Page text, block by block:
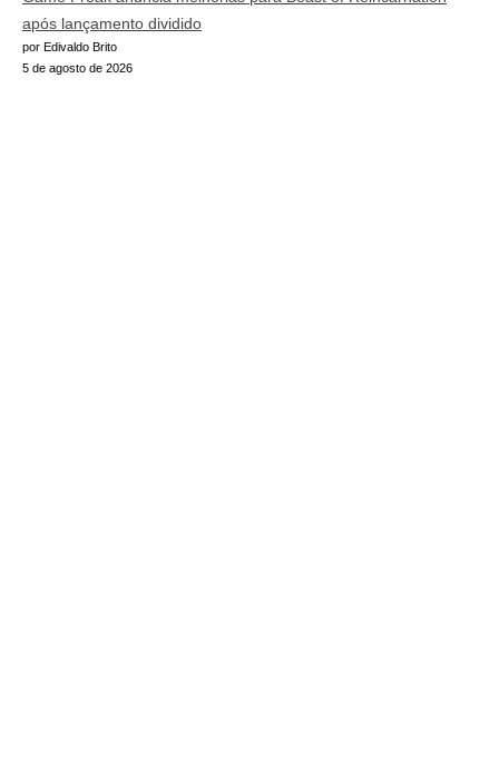
após lançamento dividido
por Edivaldo Brito
5 de agosto de 2026